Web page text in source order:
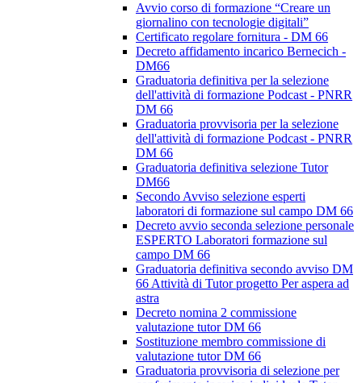
Avvio corso di formazione “Creare un
giornalino con tecnologie digitali”
Certificato regolare fornitura - DM 66
Decreto affidamento incarico Bernecich -
DM66
Graduatoria definitiva per la selezione
dell'attività di formazione Podcast - PNRR
DM 66
Graduatoria provvisoria per la selezione
dell'attività di formazione Podcast - PNRR
DM 66
Graduatoria definitiva selezione Tutor
DM66
Secondo Avviso selezione esperti
laboratori di formazione sul campo DM 66
Decreto avvio seconda selezione personale
ESPERTO Laboratori formazione sul
campo DM 66
Graduatoria definitiva secondo avviso DM
66 Attività di Tutor progetto Per aspera ad
astra
Decreto nomina 2 commissione
valutazione tutor DM 66
Sostituzione membro commissione di
valutazione tutor DM 66
Graduatoria provvisoria di selezione per